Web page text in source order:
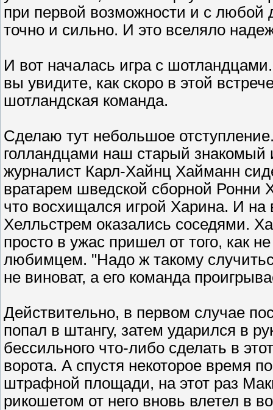
при первой возможности и с любой
точно и сильно. И это вселяло
И вот началась игра с
вы увидите, как скоро в этой
шотландская команда.
Сделаю тут небольшое
голландцами наш старый знакомый
журналист Карл-Хайнц Хайманн
вратарем шведской сборной Ронни
что восхищался игрой Харина. И
Хелльстрем оказались соседями.
просто в ужас пришел от того, как
любимцем. "Надо ж такому
не виноват, а его команда
Действительно, в первом случае
попал в штангу, затем ударился в
бессильного что-либо сделать в
ворота. А спустя некоторое время
штрафной площади, на этот раз
рикошетом от него вновь влетел в